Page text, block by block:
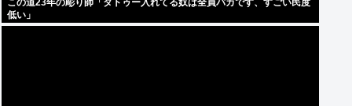
この道23年の彫り師「タトゥー入れてる奴は全員バカです、すごい民度
低い」